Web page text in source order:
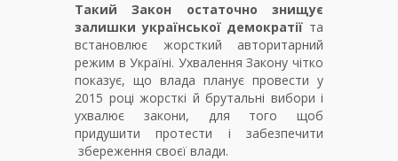
Такий Закон остаточно знищує
залишки української демократії та
встановлює жорсткий авторитарний
режим в Україні. Ухвалення Закону чітко
показує, що влада планує провести у
2015 році жорсткі й брутальні вибори і
ухвалює закони, для того щоб
придушити протести і забезпечити
збереження своєї влади.